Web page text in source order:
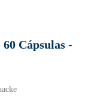
Cápsulas -